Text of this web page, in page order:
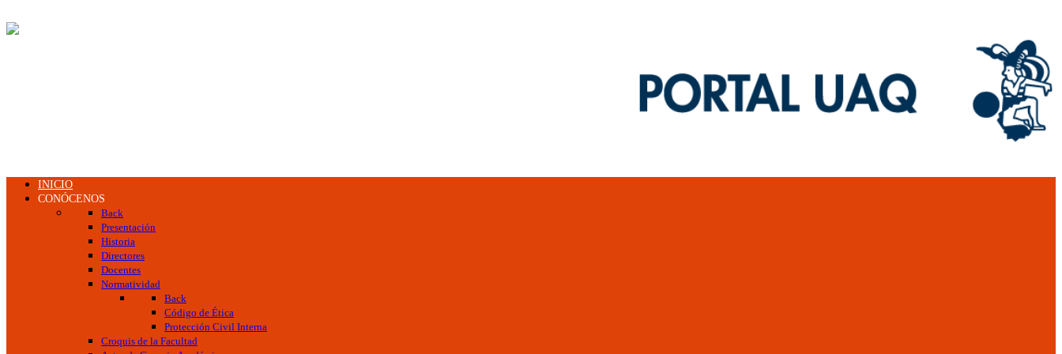
INICIO
CONÓCENOS
Back
Presentación
Historia
Directores
Docentes
Normatividad
Back
Código de Ética
Protección Civil Interna
Croquis de la Facultad